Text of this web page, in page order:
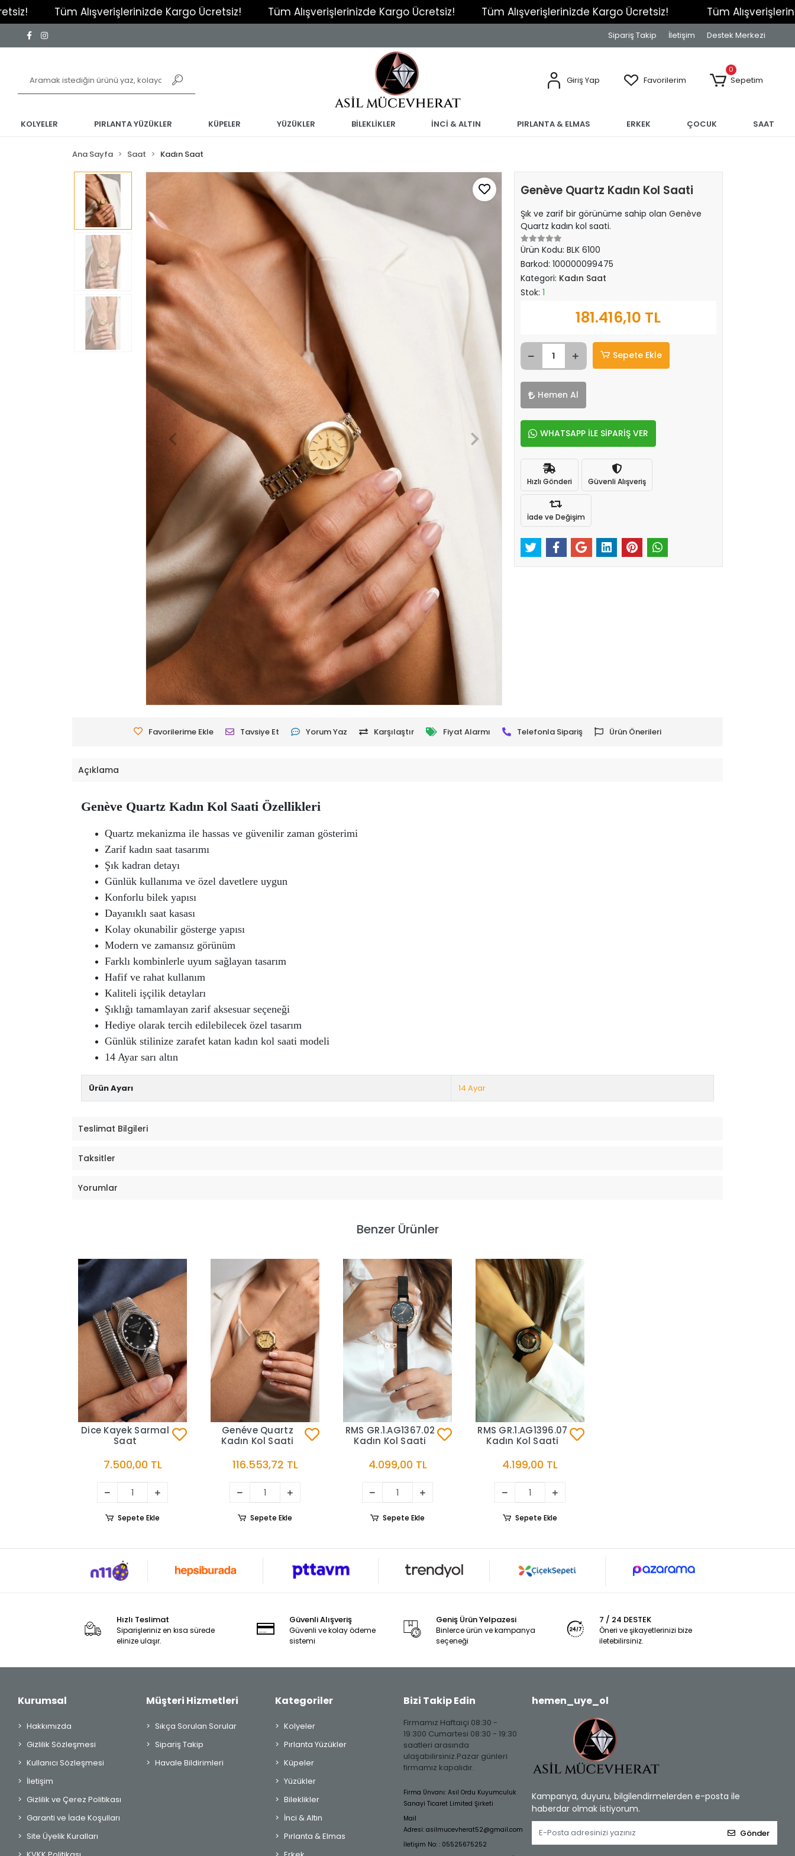
Tüm Alışverişlerinizde Kargo Ücretsiz! Tüm Alışverişlerinizde Kargo Ücretsiz! Tüm Alışverişlerinizde Kargo Ücretsiz! Tüm Alışverişlerinizde
Sipariş Takip İletişim Destek Merkezi
Giriş Yap Favorilerim
0
Sepetim
KOLYELER PIRLANTA YÜZÜKLER KÜPELER YÜZÜKLER BİLEKLİKLER İNCİ & ALTIN PIRLANTA & ELMAS ERKEK ÇOCUK SAAT
Ana Sayfa Saat Kadın Saat
Genève Quartz Kadın Kol Saati
Şık ve zarif bir görünüme sahip olan Genève
Quartz kadın kol saati.
Ürün Kodu: BLK 6100
Barkod: 100000099475
Kategori: Kadın Saat
Stok: 1
181.416,10 TL
Sepete Ekle
Hemen Al
WHATSAPP İLE SİPARİŞ VER
Hızlı Gönderi Güvenli Alışveriş
İade ve Değişim
Favorilerime Ekle Tavsiye Et Yorum Yaz Karşılaştır Fiyat Alarmı Telefonla Sipariş Ürün Önerileri
Açıklama
Genève Quartz Kadın Kol Saati Özellikleri
Quartz mekanizma ile hassas ve güvenilir zaman gösterimi
Zarif kadın saat tasarımı
Şık kadran detayı
Günlük kullanıma ve özel davetlere uygun
Konforlu bilek yapısı
Dayanıklı saat kasası
Kolay okunabilir gösterge yapısı
Modern ve zamansız görünüm
Farklı kombinlerle uyum sağlayan tasarım
Hafif ve rahat kullanım
Kaliteli işçilik detayları
Şıklığı tamamlayan zarif aksesuar seçeneği
Hediye olarak tercih edilebilecek özel tasarım
Günlük stilinize zarafet katan kadın kol saati modeli
14 Ayar sarı altın
Ürün Ayarı 14 Ayar
Teslimat Bilgileri
Taksitler
Yorumlar
Benzer Ürünler
Dice Kayek Sarmal
Saat
7.500,00 TL
Sepete Ekle
Genéve Quartz
Kadın Kol Saati
116.553,72 TL
Sepete Ekle
RMS GR.1.AG1367.02
Kadın Kol Saati
4.099,00 TL
Sepete Ekle
RMS GR.1.AG1396.07
Kadın Kol Saati
4.199,00 TL
Sepete Ekle
Hızlı Teslimat
Siparişleriniz en kısa sürede
elinize ulaşır.
Güvenli Alışveriş
Güvenli ve kolay ödeme
sistemi
Geniş Ürün Yelpazesi
Binlerce ürün ve kampanya
seçeneği
7 / 24 DESTEK
Öneri ve şikayetlerinizi bize
iletebilirsiniz.
Kurumsal
Hakkımızda
Gizlilik Sözleşmesi
Kullanıcı Sözleşmesi
İletişim
Gizlilik ve Çerez Politikası
Garanti ve İade Koşulları
Site Üyelik Kuralları
Müşteri Hizmetleri
Sıkça Sorulan Sorular
Sipariş Takip
Havale Bildirimleri
Kategoriler
Kolyeler
Pırlanta Yüzükler
Küpeler
Yüzükler
Bileklikler
İnci & Altın
Pırlanta & Elmas
Bizi Takip Edin
Firmamız Haftaiçi 08:30 -
19:300 Cumartesi 08:30 - 19:30
saatleri arasında
ulaşabilirsiniz.Pazar günleri
firmamız kapalıdır.
Firma Ünvanı: Asil Ordu Kuyumculuk
Sanayi Ticaret Limited Şirketi
Mail
Adresi: asilmucevherat52@gmail.com
İletişim No: : 05525675252
hemen_uye_ol
Kampanya, duyuru, bilgilendirmelerden e-posta ile
haberdar olmak istiyorum.
Gönder